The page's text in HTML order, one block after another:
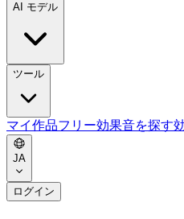
AI モデル
ツール
マイ作品フリー効果音を探す
JA
ログイン